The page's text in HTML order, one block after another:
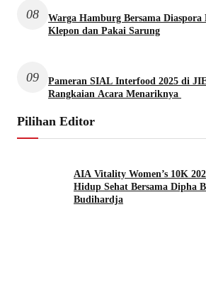
08
Warga Hamburg Bersama
Klepon dan Pakai Sarung
09
Pameran SIAL Interfood 2025 di
Rangkaian Acara Menariknya
Pilihan Editor
AIA Vitality Women’s 10K
Hidup Sehat Bersama Dipha
Budihardja